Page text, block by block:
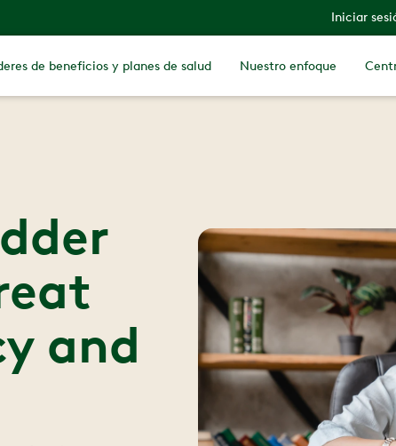
Iniciar
de beneficios y planes de salud Nuestro enfoque
and